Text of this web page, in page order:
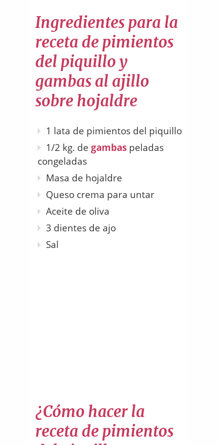
Ingredientes para la
receta de pimientos
del piquillo y
gambas al ajillo
sobre hojaldre
1 lata de pimientos del piquillo
1/2 kg. de gambas peladas
congeladas
Masa de hojaldre
Queso crema para untar
Aceite de oliva
3 dientes de ajo
Sal
¿Cómo hacer la
receta de pimientos